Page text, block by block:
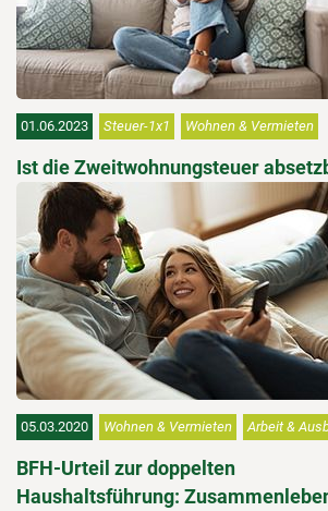
01.06.2023 Steuer-1x1 Wohnen & Vermieten
Ist die Zweitwohnungsteuer
05.03.2020 Wohnen & Vermieten Arbeit &
BFH-Urteil zur doppelten
Haushaltsführung: